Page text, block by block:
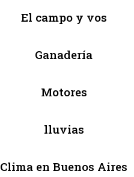
El campo y vos
Ganadería
Motores
lluvias
Clima en Buenos Aires